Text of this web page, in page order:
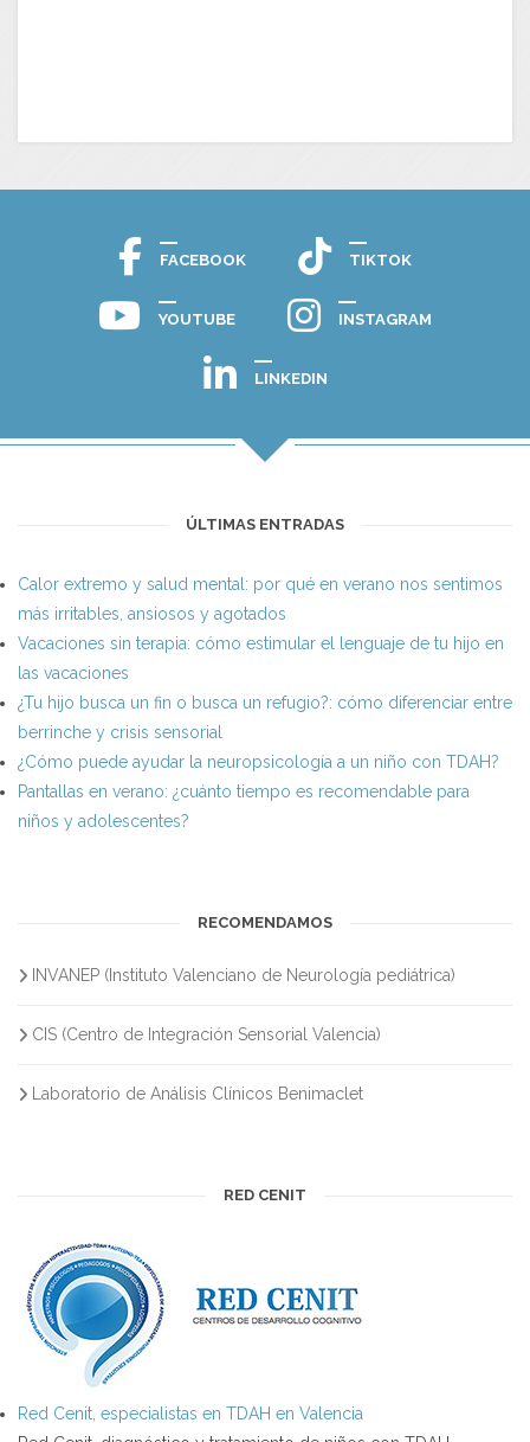
FACEBOOK TIKTOK
YOUTUBE INSTAGRAM
LINKEDIN
ÚLTIMAS ENTRADAS
Calor extremo y salud mental: por qué en verano nos sentimos
más irritables, ansiosos y agotados
Vacaciones sin terapia: cómo estimular el lenguaje de tu hijo en
las vacaciones
¿Tu hijo busca un fin o busca un refugio?: cómo diferenciar entre
berrinche y crisis sensorial
¿Cómo puede ayudar la neuropsicología a un niño con TDAH?
Pantallas en verano: ¿cuánto tiempo es recomendable para
niños y adolescentes?
RECOMENDAMOS
INVANEP (Instituto Valenciano de Neurología pediátrica)
CIS (Centro de Integración Sensorial Valencia)
Laboratorio de Análisis Clínicos Benimaclet
RED CENIT
Red Cenit, especialistas en TDAH en Valencia